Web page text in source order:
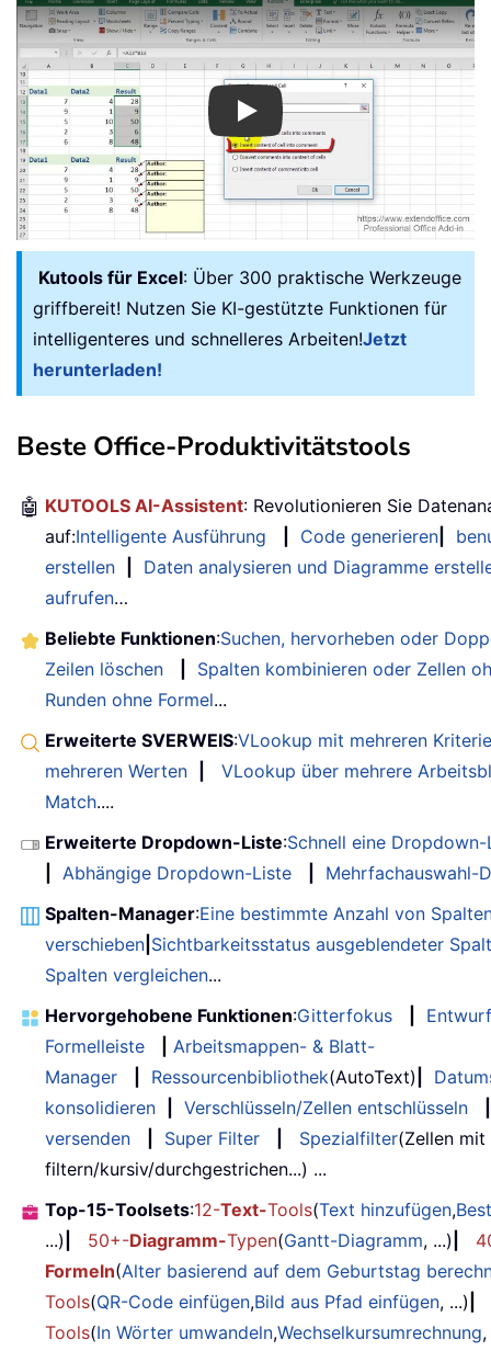
Play
Kutools für Excel: Über 300 praktische Werkzeuge
griffbereit! Nutzen Sie KI-gestützte Funktionen für
intelligenteres und schnelleres Arbeiten!Jetzt
herunterladen!
Beste Office-Produktivitätstools
🤖 KUTOOLS AI-Assistent: Revolutionieren Sie
auf:Intelligente Ausführung Code generieren
erstellen
Daten analysieren und Diagramme
aufrufen…
Beliebte Funktionen:Suchen, hervorheben oder
Zeilen löschen
Spalten kombinieren oder Zellen
Runden ohne Formel...
Erweiterte SVERWEIS:VLookup mit mehreren
mehreren Werten
VLookup über mehrere
Match....
Erweiterte Dropdown-Liste:Schnell eine
Abhängige Dropdown-Liste
Mehrfachauswahl-
Spalten-Manager:Eine bestimmte Anzahl von
verschieben Sichtbarkeitsstatus ausgeblendeter
Spalten vergleichen...
Hervorgehobene Funktionen:Gitterfokus
Entwurf
Formelleiste
Arbeitsmappen- & Blatt-
Manager
Ressourcenbibliothek(AutoText)
konsolidieren
Verschlüsseln/Zellen entschlüsseln
versenden
Super Filter Spezialfilter(Zellen
filtern/kursiv/durchgestrichen...) ...
Top-15-Toolsets:12-Text-Tools(Text hinzufügen,
...)
50+-Diagramm-Typen(Gantt-Diagramm, ...)
Formeln(Alter basierend auf dem Geburtstag
Tools(QR-Code einfügen,Bild aus Pfad einfügen, ...)
Tools(In Wörter umwandeln,Wechselkursumrechnung